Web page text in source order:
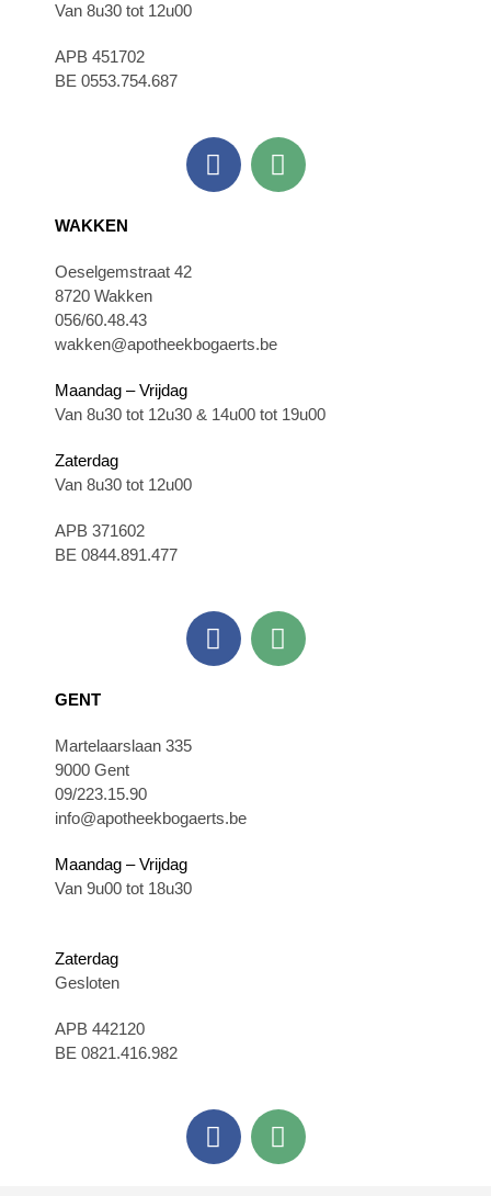
Van 8u30 tot 12u00
APB 451702
BE 0553.754.687
WAKKEN
Oeselgemstraat 42
8720 Wakken
056/60.48.43
wakken@apotheekbogaerts.be
Maandag – Vrijdag
Van 8u30 tot 12u30 & 14u00 tot 19u00
Zaterdag
Van 8u30 tot 12u00
APB 371602
BE 0844.891.477
GENT
Martelaarslaan 335
9000 Gent
09/223.15.90
info@apotheekbogaerts.be
Maandag – Vrijdag
Van 9u00 tot 18u30
Zaterdag
Gesloten
APB 442120
BE 0821.416.982